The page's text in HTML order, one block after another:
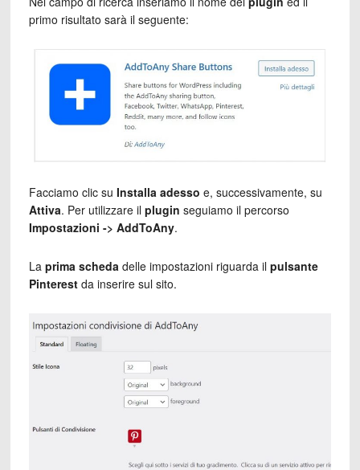
primo risultato sarà il seguente:
Facciamo clic su Installa adesso e, successivamente, su
Attiva. Per utilizzare il plugin seguiamo il percorso
Impostazioni -> AddToAny.
La prima scheda delle impostazioni riguarda il pulsante
Pinterestda inserire sul sito.